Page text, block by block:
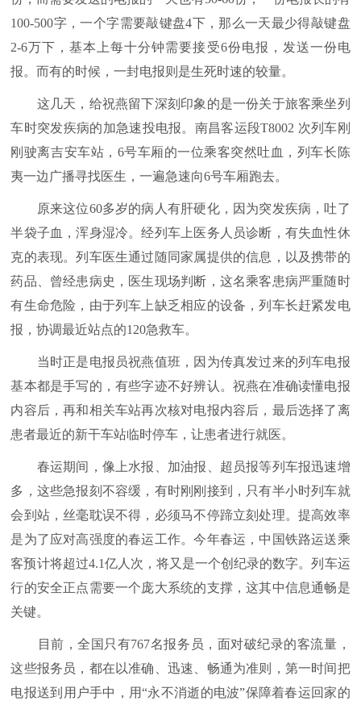
100-500字，一个字需要敲键盘4下，那么一天最少得敲键盘
2-6万下，基本上每十分钟需要接受6份电报，发送一份电
报。而有的时候，一封电报则是生死时速的较量。
这几天，给祝燕留下深刻印象的是一份关于旅客乘坐列
车时突发疾病的加急速投电报。南昌客运段T8002 次列车刚
刚驶离吉安车站，6号车厢的一位乘客突然吐血，列车长陈
夷一边广播寻找医生，一遍急速向6号车厢跑去。
原来这位60多岁的病人有肝硬化，因为突发疾病，吐了
半袋子血，浑身湿冷。经列车上医务人员诊断，有失血性休
克的表现。列车医生通过随同家属提供的信息，以及携带的
药品、曾经患病史，医生现场判断，这名乘客患病严重随时
有生命危险，由于列车上缺乏相应的设备，列车长赶紧发电
报，协调最近站点的120急救车。
当时正是电报员祝燕值班，因为传真发过来的列车电报
基本都是手写的，有些字迹不好辨认。祝燕在准确读懂电报
内容后，再和相关车站再次核对电报内容后，最后选择了离
患者最近的新干车站临时停车，让患者进行就医。
春运期间，像上水报、加油报、超员报等列车报迅速增
多，这些急报刻不容缓，有时刚刚接到，只有半小时列车就
会到站，丝毫耽误不得，必须马不停蹄立刻处理。提高效率
是为了应对高强度的春运工作。今年春运，中国铁路运送乘
客预计将超过4.1亿人次，将又是一个创纪录的数字。列车运
行的安全正点需要一个庞大系统的支撑，这其中信息通畅是
关键。
目前，全国只有767名报务员，面对破纪录的客流量，
这些报务员，都在以准确、迅速、畅通为准则，第一时间把
电报送到用户手中，用“永不消逝的电波”保障着春运回家的